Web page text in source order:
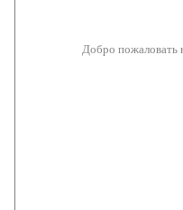
Добро пожаловать